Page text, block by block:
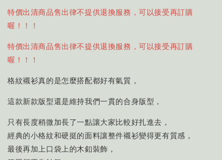
特價出清商品售出律不提供退換服務，可以接受再訂購
喔！！！
特價出清商品售出律不提供退換服務，可以接受再訂購
喔！！！
格紋襯衫真的是怎麼搭配都好有氣質，
這款新款版型還是維持我們一貫的合身版型，
只有長度稍微加長了一點讓大家比較好扎進去，
經典的小格紋和硬挺的面料讓整件襯衫變得更有質感，
最後再加上口袋上的木釦裝飾，